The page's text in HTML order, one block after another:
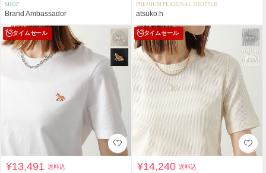
SHOP
Brand Ambassador
PREMIUM PERSONAL SHOPPER
atsuko.h
タイムセール
¥13,491送料込
タイムセール
¥14,240送料込